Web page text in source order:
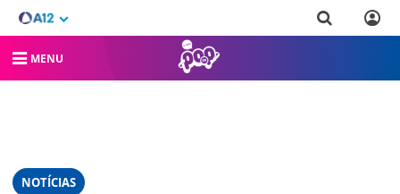
MENU
NOTÍCIAS